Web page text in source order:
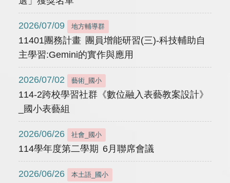
2026/07/09 地方輔導群
11401團務計畫 團員增能研習(三)-科技輔助自
主學習:Gemini的實作與應用
2026/07/02 藝術_國小
114-2跨校學習社群《數位融入表藝教案設計》
_國小表藝組
2026/06/26 社會_國小
114學年度第二學期 6月聯席會議
2026/06/26 本土語_國小